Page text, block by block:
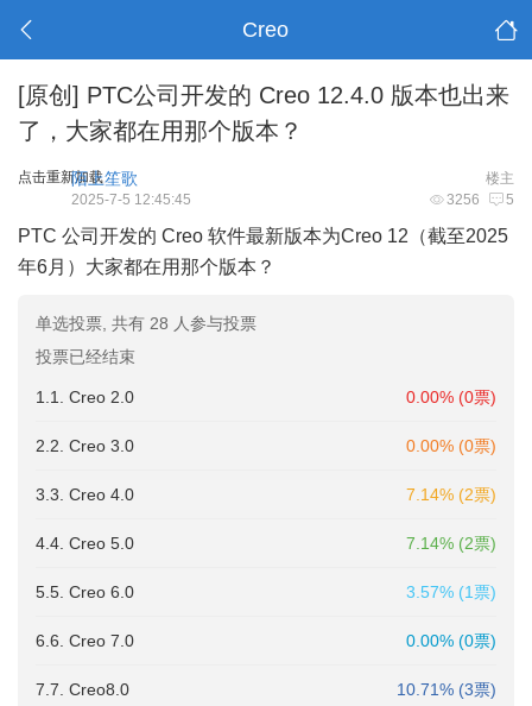
Creo
[原创] PTC公司开发的 Creo 12.4.0 版本也出来
了，大家都在用那个版本？
点击重新加载 楼主
陌上笙歌
3256 5
2025-7-5 12:45:45
PTC 公司开发的 Creo 软件最新版本为‌Creo 12‌（截至2025
年6月）大家都在用那个版本？
单选投票, 共有 28 人参与投票
投票已经结束
1.1. Creo 2.0 0.00% (0票)
2.2. Creo 3.0 0.00% (0票)
3.3. Creo 4.0 7.14% (2票)
4.4. Creo 5.0 7.14% (2票)
5.5. Creo 6.0 3.57% (1票)
6.6. Creo 7.0 0.00% (0票)
7.7. Creo8.0 10.71% (3票)